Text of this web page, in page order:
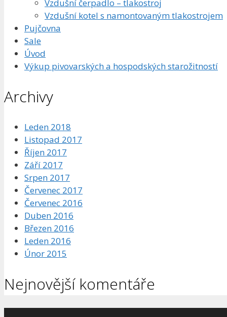
Vzdušní čerpadlo – tlakostroj
Vzdušní kotel s namontovaným tlakostrojem
Pujčovna
Sale
Úvod
Výkup pivovarských a hospodských starožitností
Archivy
Leden 2018
Listopad 2017
Říjen 2017
Září 2017
Srpen 2017
Červenec 2017
Červenec 2016
Duben 2016
Březen 2016
Leden 2016
Únor 2015
Nejnovější komentáře